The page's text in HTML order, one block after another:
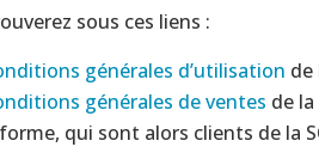
sous ces liens :
générales d’utilisation de
générales de ventes de
qui sont alors clients de la